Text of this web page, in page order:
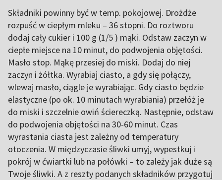
Składniki powinny być w temp. pokojowej. Drożdże
rozpuść w ciepłym mleku – 36 stopni. Do roztworu
dodaj cały cukier i 100 g (1/5 ) mąki. Odstaw zaczyn w
ciepłe miejsce na 10 minut, do podwojenia objętości.
Masło stop. Mąkę przesiej do miski. Dodaj do niej
zaczyn i żółtka. Wyrabiaj ciasto, a gdy się połączy,
wlewaj masło, ciągle je wyrabiając. Gdy ciasto będzie
elastyczne (po ok. 10 minutach wyrabiania) przełóż je
do miski i szczelnie owiń ściereczką. Następnie, odstaw
do podwojenia objętości na 30-60 minut. Czas
wyrastania ciasta jest zależny od temperatury
otoczenia. W międzyczasie śliwki umyj, wypestkuj i
pokrój w ćwiartki lub na połówki – to zależy jak duże są
Twoje śliwki. A z reszty podanych składników przygotuj